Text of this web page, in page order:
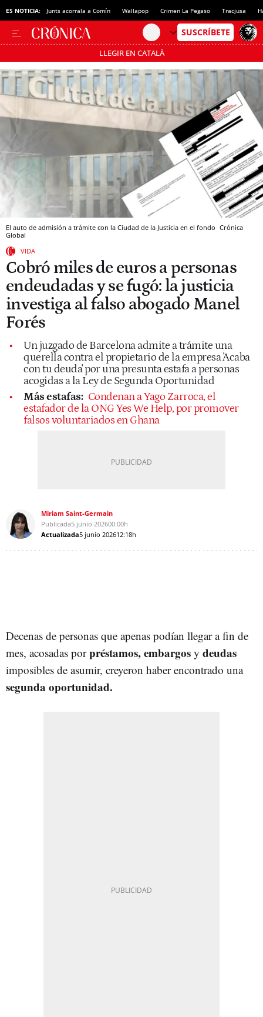
ES NOTICIA: Junts acorrala a Comín Wallapop Crimen La Pegaso Tracjusa
LLEGIR EN CATALÀ
Pásate al MODO AHORRO
El auto de admisión a trámite con la Ciudad de la Justicia en el fondo Crónica
Global
VIDA
Cobró miles de euros a personas
endeudadas y se fugó: la justicia
investiga al falso abogado Manel
Forés
Un juzgado de Barcelona admite a trámite una
querella contra el propietario de la empresa 'Acaba
con tu deuda' por una presunta estafa a personas
acogidas a la Ley de Segunda Oportunidad
Más estafas: Condenan a Yago Zarroca, el
estafador de la ONG Yes We Help, por promover
falsos voluntariados en Ghana
Miriam Saint-Germain
Publicada5 junio 202600:00h
Actualizada5 junio 202612:18h
Decenas de personas que apenas podían llegar a fin de
mes, acosadas porpréstamos, embargos y deudas
imposibles de asumir, creyeron haber encontrado una
segunda oportunidad.